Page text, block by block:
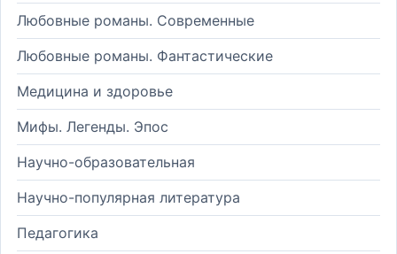
Любовные романы. Современные
Любовные романы. Фантастические
Медицина и здоровье
Мифы. Легенды. Эпос
Научно-образовательная
Научно-популярная литература
Педагогика